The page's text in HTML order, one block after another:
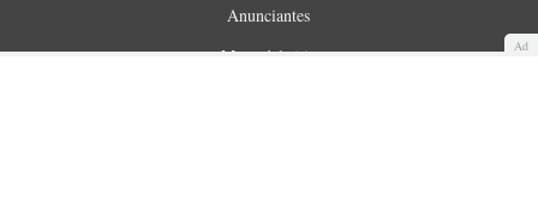
Ad
Anunciantes
Mapa del sitio